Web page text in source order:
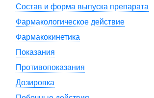
Состав и форма выпуска препарата
Фармакологическое действие
Фармакокинетика
Показания
Противопоказания
Дозировка